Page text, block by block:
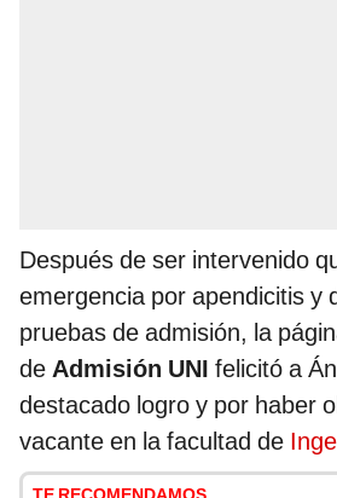
Después de ser intervenido
emergencia por apendicitis y
pruebas de admisión, la
de Admisión UNI felicitó a
destacado logro y por haber
vacante en la facultad de